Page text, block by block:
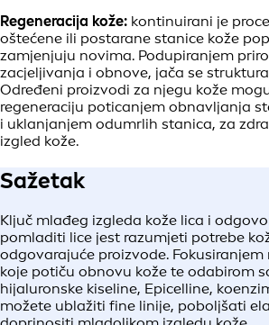
Regeneracija kože: kontinuirani je
oštećene ili postarane stanice kože
zamjenjuju novima. Podupiranjem
zacjeljivanja i obnove, jača se
Određeni proizvodi za njegu kože
regeneraciju poticanjem obnavljanja
i uklanjanjem odumrlih stanica, za
izgled kože.
Sažetak
Ključ mlađeg izgleda kože lica i
pomladiti lice jest razumjeti potrebe
odgovarajuće proizvode. Fokusiranjem
koje potiču obnovu kože te odabirom
hijaluronske kiseline, Epicelline,
možete ublažiti fine linije, poboljšati